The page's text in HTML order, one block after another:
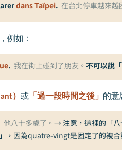
dans Taïpei. 在台北停車越來越
，例如：
. 我在街上碰到了朋友。 不可以說
） 或 「過一段時間之後」 的意
他八十多歲了。 → 注意，這裡的「八
，因為quatre-vingt是固定了的複合